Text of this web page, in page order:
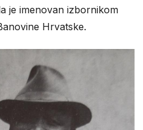
je imenovan izbornikom
Hrvatske.